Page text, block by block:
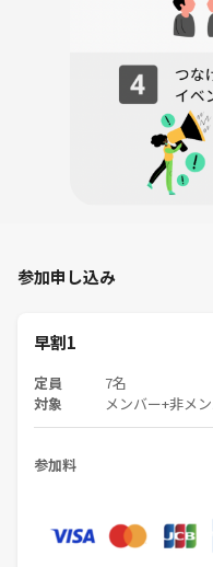
参加申し込み
早割1
定員 7名
対象 メンバー+非メ
参加料